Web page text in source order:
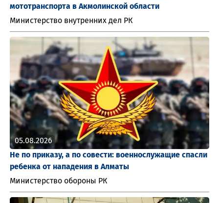
мототранспорта в Акмолинской области
Министерство внутренних дел РК
05.08.2026
Не по приказу, а по совести: военнослужащие спасли
ребенка от нападения в Алматы
Министерство обороны РК